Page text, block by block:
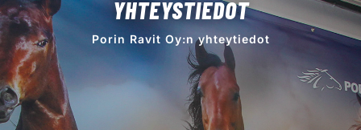
YHTEYSTIEDOT
Porin Ravit Oy:n yhteytiedot